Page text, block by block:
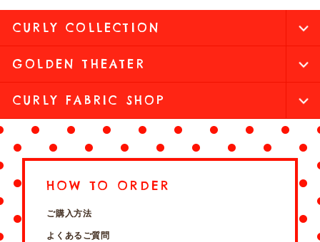
CURLY COLLECTION
GOLDEN THEATER
CURLY FABRIC SHOP
HOW TO ORDER
ご購入方法
よくあるご質問